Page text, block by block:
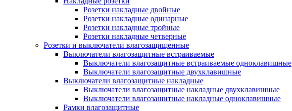
Розетки накладные двойные
Розетки накладные одинарные
Розетки накладные тройные
Розетки накладные четверные
Розетки и выключатели влагозащищенные
Выключатели влагозащитные встраиваемые
Выключатели влагозащитные встраиваемые одноклавишные
Выключатели влагозащитные двухклавишные
Выключатели влагозащитные накладные
Выключатели влагозащитные накладные двухклавишные
Выключатели влагозащитные накладные одноклавишные
Рамки влагозащитные